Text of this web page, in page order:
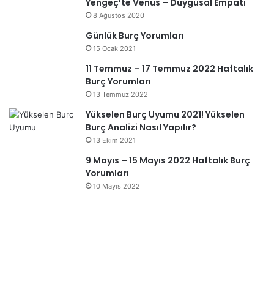
Yengeç’te Venüs – Duygusal Empati
8 Ağustos 2020
Günlük Burç Yorumları
15 Ocak 2021
11 Temmuz – 17 Temmuz 2022 Haftalık
Burç Yorumları
13 Temmuz 2022
Yükselen Burç Uyumu 2021! Yükselen
Burç Analizi Nasıl Yapılır?
13 Ekim 2021
9 Mayıs – 15 Mayıs 2022 Haftalık Burç
Yorumları
10 Mayıs 2022